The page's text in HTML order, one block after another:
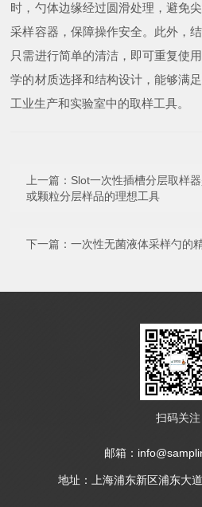
时，勺体边缘经过圆滑处理，避免
采样容器，保障操作安全。此外，
只需进行简单的清洁，即可重复使
学的材质选择和结构设计，能够满
工业生产和实验室中的取样工具。
上一篇： Slot一次性插槽分层取样
或颗粒分层样品的理想工具
下一篇：一次性无菌液体采样勺的
扫码关注
邮箱：
地址：上海浦东新区浦东大